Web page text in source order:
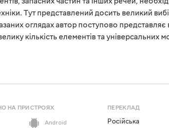
Тут представлений досить великий
оглядах автор поступово
кількість елементів та універсальних
НА ПРИСТРОЯХ
Android
ПЕРЕКЛАД
Російська